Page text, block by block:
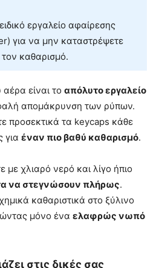
εργαλείο αφαίρεσης
για να μην καταστρέψετε
καθαρισμό.
είναι το απόλυτο εργαλείο
απομάκρυνση των ρύπων.
προσεκτικά τα keycaps κάθε
για έναν πιο βαθύ καθαρισμό.
με χλιαρό νερό και λίγο ήπιο
να στεγνώσουν πλήρως.
καθαριστικά στο ξύλινο
μόνο ένα ελαφρώς νωπό
στις δικές σας